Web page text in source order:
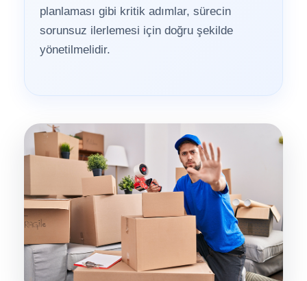
planlaması gibi kritik adımlar, sürecin
sorunsuz ilerlemesi için doğru şekilde
yönetilmelidir.